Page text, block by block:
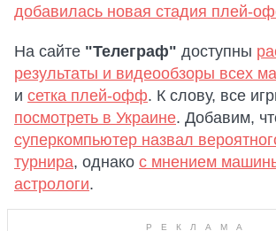
добавилась новая стадия плей-
На сайте "Телеграф" доступны
результаты и видеообзоры всех
и сетка плей-офф. К слову, все
посмотреть в Украине. Добавим,
суперкомпьютер назвал
турнира, однако с мнением
астрологи.